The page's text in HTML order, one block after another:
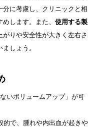
分に考慮し、クリニックと相
します。また、 使用する製
がりや安全性が大きく左右さ
しょう。
いボリュームアップ」が可
的で、腫れや内出血が起きや